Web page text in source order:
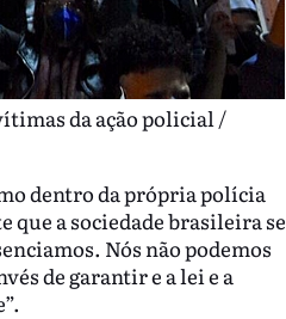
da ação policial /
dentro da própria polícia
a sociedade brasileira se
Nós não podemos
de garantir e a lei e a